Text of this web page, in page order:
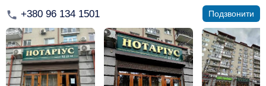
+380 96 134 1501 Подзвонити